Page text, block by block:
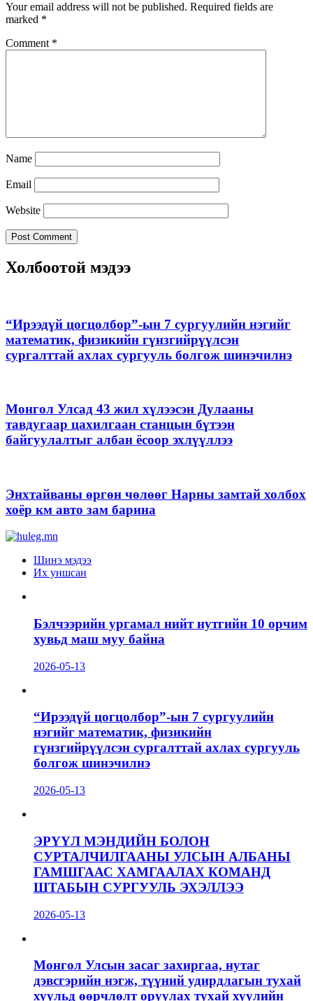
Your email address will not be published. Required fields are
marked *
Comment *
Name
Email
Website
Холбоотой мэдээ
“Ирээдүй цогцолбор”-ын 7 сургуулийн нэгийг
математик, физикийн гүнзгийрүүлсэн
сургалттай ахлах сургууль болгож шинэчилнэ
Монгол Улсад 43 жил хүлээсэн Дулааны
тавдугаар цахилгаан станцын бүтээн
байгуулалтыг албан ёсоор эхлүүллээ
Энхтайваны өргөн чөлөөг Нарны замтай холбох
хоёр км авто зам барина
Шинэ мэдээ
Их уншсан
Бэлчээрийн ургамал нийт нутгийн 10 орчим
хувьд маш муу байна
2026-05-13
“Ирээдүй цогцолбор”-ын 7 сургуулийн
нэгийг математик, физикийн
гүнзгийрүүлсэн сургалттай ахлах сургууль
болгож шинэчилнэ
2026-05-13
ЭРҮҮЛ МЭНДИЙН БОЛОН
СУРТАЛЧИЛГААНЫ УЛСЫН АЛБАНЫ
ГАМШГААС ХАМГААЛАХ КОМАНД
ШТАБЫН СУРГУУЛЬ ЭХЭЛЛЭЭ
2026-05-13
Монгол Улсын засаг захиргаа, нутаг
дэвсгэрийн нэгж, түүний удирдлагын тухай
хуульд өөрчлөлт оруулах тухай хуулийн